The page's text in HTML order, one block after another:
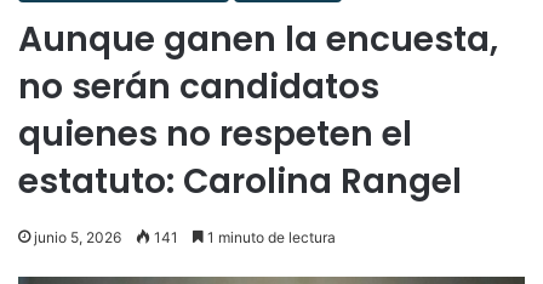
Aunque ganen la encuesta,
no serán candidatos
quienes no respeten el
estatuto: Carolina Rangel
junio 5, 2026 141 1 minuto de lectura